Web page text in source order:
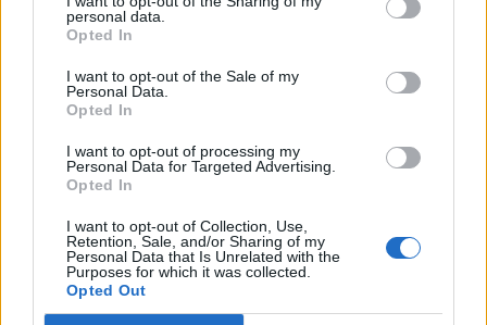
personal data.
Opted In
I want to opt-out of the Sale of my
Personal Data.
Opted In
I want to opt-out of processing my
Personal Data for Targeted Advertising.
Opted In
I want to opt-out of Collection, Use,
Retention, Sale, and/or Sharing of my
Personal Data that Is Unrelated with the
Purposes for which it was collected.
Opted Out